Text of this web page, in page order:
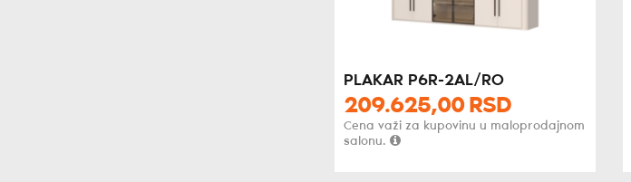
PLAKAR P6R-2AL/RO
209.625,00 RSD
Cena važi za kupovinu u maloprodajnom
salonu.